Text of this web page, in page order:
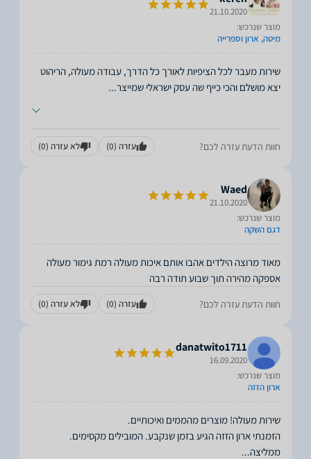
21.10.2020
מוצר שנרכש:
מיטה, ארון וספרייה
שירות מעבר לכל הציפיות לאורך כל הדרך, עבודה מעולה, הריהוט
יצא מושלם והכי כייף שה עסק ישראלי שמייצר...
חוות הדעת עזרה לכם? עזרה (0) לא עזרה (0)
Waed
21.10.2020
מוצר שנרכש:
דגם השקה
מאוד מרוצה הילדים אהבו אותם איכות מעולה רמת גימור מעולה
אספקה מהירה תוך שבוע תודה רבה
חוות הדעת עזרה לכם? עזרה (0) לא עזרה (0)
danatwito1711
16.09.2020
מוצר שנרכש:
ארון הזזה
הזמנתי ארון הזזה הגיע בזמן שנקבע. המובילים מקסימים.
ממליצה...